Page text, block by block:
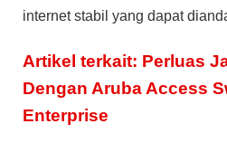
internet stabil yang dapat
Artikel terkait: Perluas
Dengan Aruba Access
Enterprise